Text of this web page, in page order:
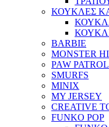
ΚΟΥΚΛΕΣ
BARBIE
MONSTER
PAW PATROL
SMURFS
MINIX
MY JERSEY
CREATIVE
FUNKO POP